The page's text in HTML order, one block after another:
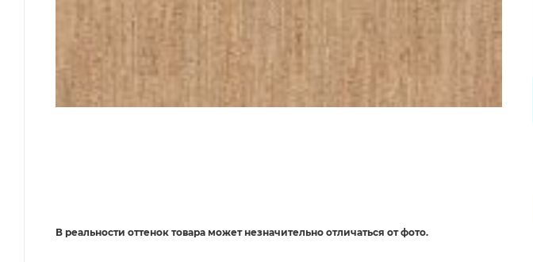
В реальности оттенок товара может незначительно отличаться от фото.